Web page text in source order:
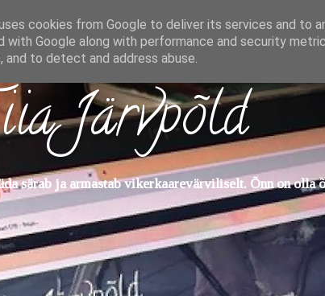
Järvpõld
särab ja armastab vikerkaarevärviliselt. Õnn on olla
cookies from Google to deliver its services and to
with Google along with performance and security
to detect and address abuse.